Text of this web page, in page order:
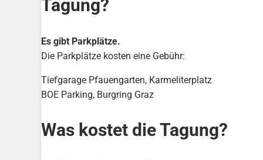
Tagung?
Es gibt Parkplätze.
Die Parkplätze kosten eine Gebühr:
Tiefgarage Pfauengarten, Karmeliterplatz
BOE Parking, Burgring Graz
Was kostet die Tagung?